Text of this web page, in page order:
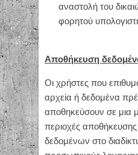
αναστολή του
φορητού
Αποθήκευση
Οι χρήστες που
αρχεία ή δεδομένα
αποθηκεύσουν σε μια
περιοχές
δεδομένων στο